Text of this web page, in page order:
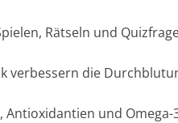
Rätseln und
verbessern die
Antioxidantien und